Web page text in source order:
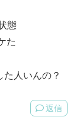
態
た
人いんの？
返信